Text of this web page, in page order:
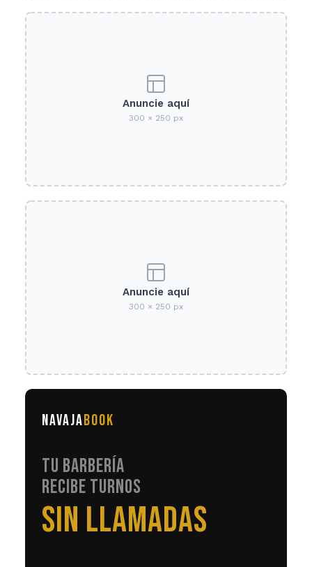
Anuncie aquí
300 × 250 px
Anuncie aquí
300 × 250 px
NAVAJABOOK
TU BARBERÍA
RECIBE TURNOS
EN AUTOMÁTICO